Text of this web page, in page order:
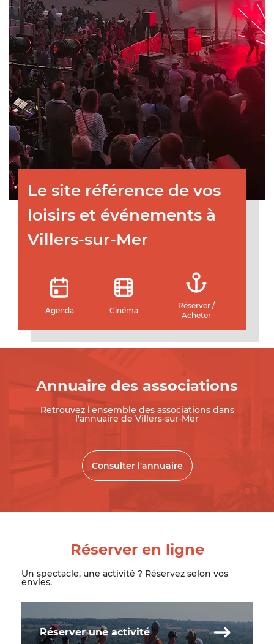
Le site référence de vos
loisirs et événements à
Villers-sur-Mer
Agenda Cinéma
Réserver /
Acheter
Annuaire des associations
Retrouvez l'ensemble des associations dans
l'annuaire de Villers-sur-Mer
Consulter l'annuaire
Réserver en ligne
Un spectacle, une activité ? Réservez selon vos
envies.
Réserver une activité